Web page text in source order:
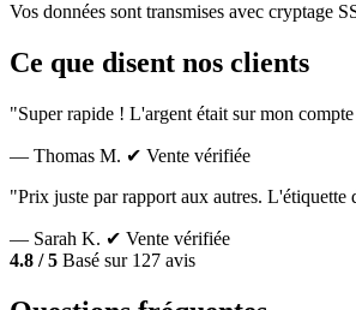
Vos données sont transmises avec cryptage
Ce que disent nos clients
"Super rapide ! L'argent était sur mon
— Thomas M. ✔ Vente vérifiée
"Prix juste par rapport aux autres.
— Sarah K. ✔ Vente vérifiée
4.8 / 5 Basé sur 127 avis